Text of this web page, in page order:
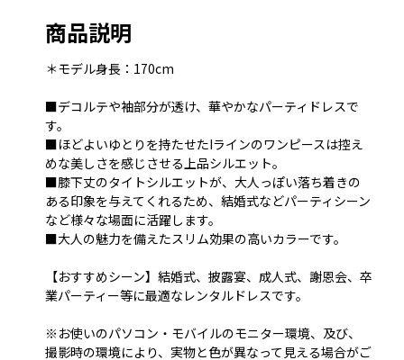
商品説明
＊モデル身長：170cm
■デコルテや袖部分が透け、華やかなパーティドレスで
す。
■ほどよいゆとりを持たせたIラインのワンピースは控え
めな美しさを感じさせる上品シルエット。
■膝下丈のタイトシルエットが、大人っぽい落ち着きの
ある印象を与えてくれるため、結婚式などパーティシーン
など様々な場面に活躍します。
■大人の魅力を備えたスリム効果の高いカラーです。
【おすすめシーン】結婚式、披露宴、成人式、謝恩会、卒
業パーティー等に最適なレンタルドレスです。
※お使いのパソコン・モバイルのモニター環境、及び、
撮影時の環境により、実物と色が異なって見える場合がご